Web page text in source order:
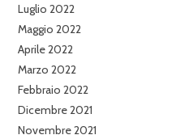
Luglio 2022
Maggio 2022
Aprile 2022
Marzo 2022
Febbraio 2022
Dicembre 2021
Novembre 2021